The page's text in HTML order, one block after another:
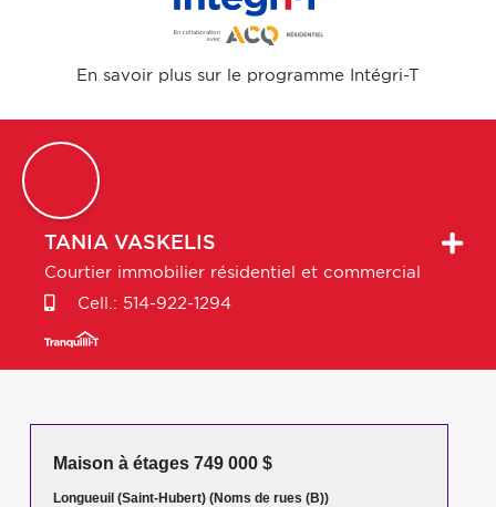
En savoir plus sur le programme Intégri-T
TANIA VASKELIS
Courtier immobilier résidentiel et commercial
Cell.: 514-922-1294
Maison à étages 749 000 $
Longueuil (Saint-Hubert) (Noms de rues (B))